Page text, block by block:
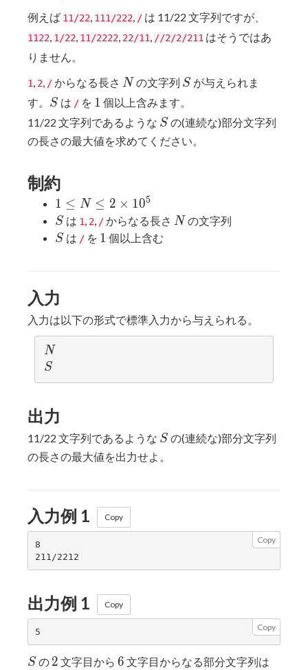
例えば 11/22, 111/222, / は 11/22 文字列ですが、
1122, 1/22, 11/2222, 22/11, //2/2/211 はそうではあ
りません。
1, 2, /からなる長さ N
N の文字列 S
S が与えられま
す。 S
S は / を 1
1 個以上含みます。
11/22 文字列であるような S
S の(連続な)部分文字列
の長さの最大値を求めてください。
制約
1 \leq
N \leq
2
1 ≤ N ≤ 2 × 105
S
S は 1, 2, /からなる長さ N
N の文字列
S
S は / を 1
1 個以上含む
入力
入力は以下の形式で標準入力から与えられる。
N
N
S
S
出力
11/22 文字列であるような S
S の(連続な)部分文字列
の長さの最大値を出力せよ。
入力例 1 Copy
Copy
8
出力例 1 Copy
Copy
S
S の 2
2 文字目から6
6 文字目からなる部分文字列は